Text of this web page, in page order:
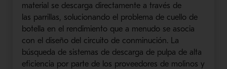
material se descarga directamente a través de
las parrillas, solucionando el problema decuello de
botella en el rendimiento que a menudo se asocia
con el diseño del circuito de conminución. La
búsqueda de sistemas de descarga de pulpa de alta
eficiencia por parte de los proveedores de molinos y